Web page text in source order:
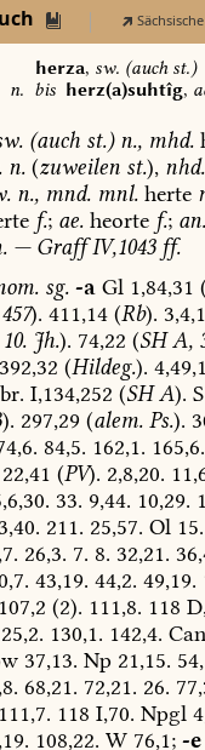
herza, sw. (auch st.)
n. bis herz(a)suhtîg,
(auch st.) n., mhd.
n.(zuweilenst.), nhd.
n.,mnd.mnl.herte
f.; ae.heorte f.; an.
—GraffIV,1043ff.
sg. -aGl1,84,31
). 411,14(Rb).
Jh.). 74,22 (SHA,
392,32 (Hildeg.).
I,134,252 (SHA). S
). 297,29 (alem.Ps.).
84,5. 162,1. 165,6.
22,41 (PV). 2,8,20.
33. 9,44. 10,29.
211. 25,57. Ol15.
26,3. 7. 8. 32,21.
43,19. 44,2. 49,19.
107,2 (2). 111,8. 118
130,1. 142,4.
37,13. Np 21,15.
68,21. 72,21. 26.
111,7. 118 I,70. Npgl
108,22. W76,1; -e